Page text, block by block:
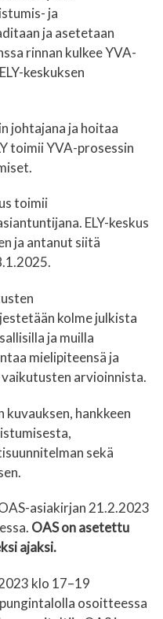
ja
ja asetetaan
rinnan kulkee YVA-
keskuksen
johtajana ja hoitaa
toimii YVA-prosessin
toimii
ELY-keskus
ja antanut siitä
kolme julkista
ja muilla
mielipiteensä ja
arvioinnista.
hankkeen
sekä
asiakirjan 21.2.2023
OAS on asetettu
ajaksi.
klo 17–19
osoitteessa